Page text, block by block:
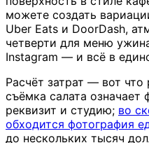
можете создать
Uber Eats и DoorDash,
четверти для меню
Instagram — и всё в
Расчёт затрат — вот
съёмка салата означает
реквизит и студию; во
обходится фотография
до нескольких тысяч